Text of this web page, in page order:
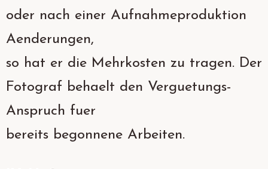
oder nach einer Aufnahmeproduktion
Aenderungen,
so hat er die Mehrkosten zu tragen. Der
Fotograf behaelt den Verguetungs-
Anspruch fuer
bereits begonnene Arbeiten.